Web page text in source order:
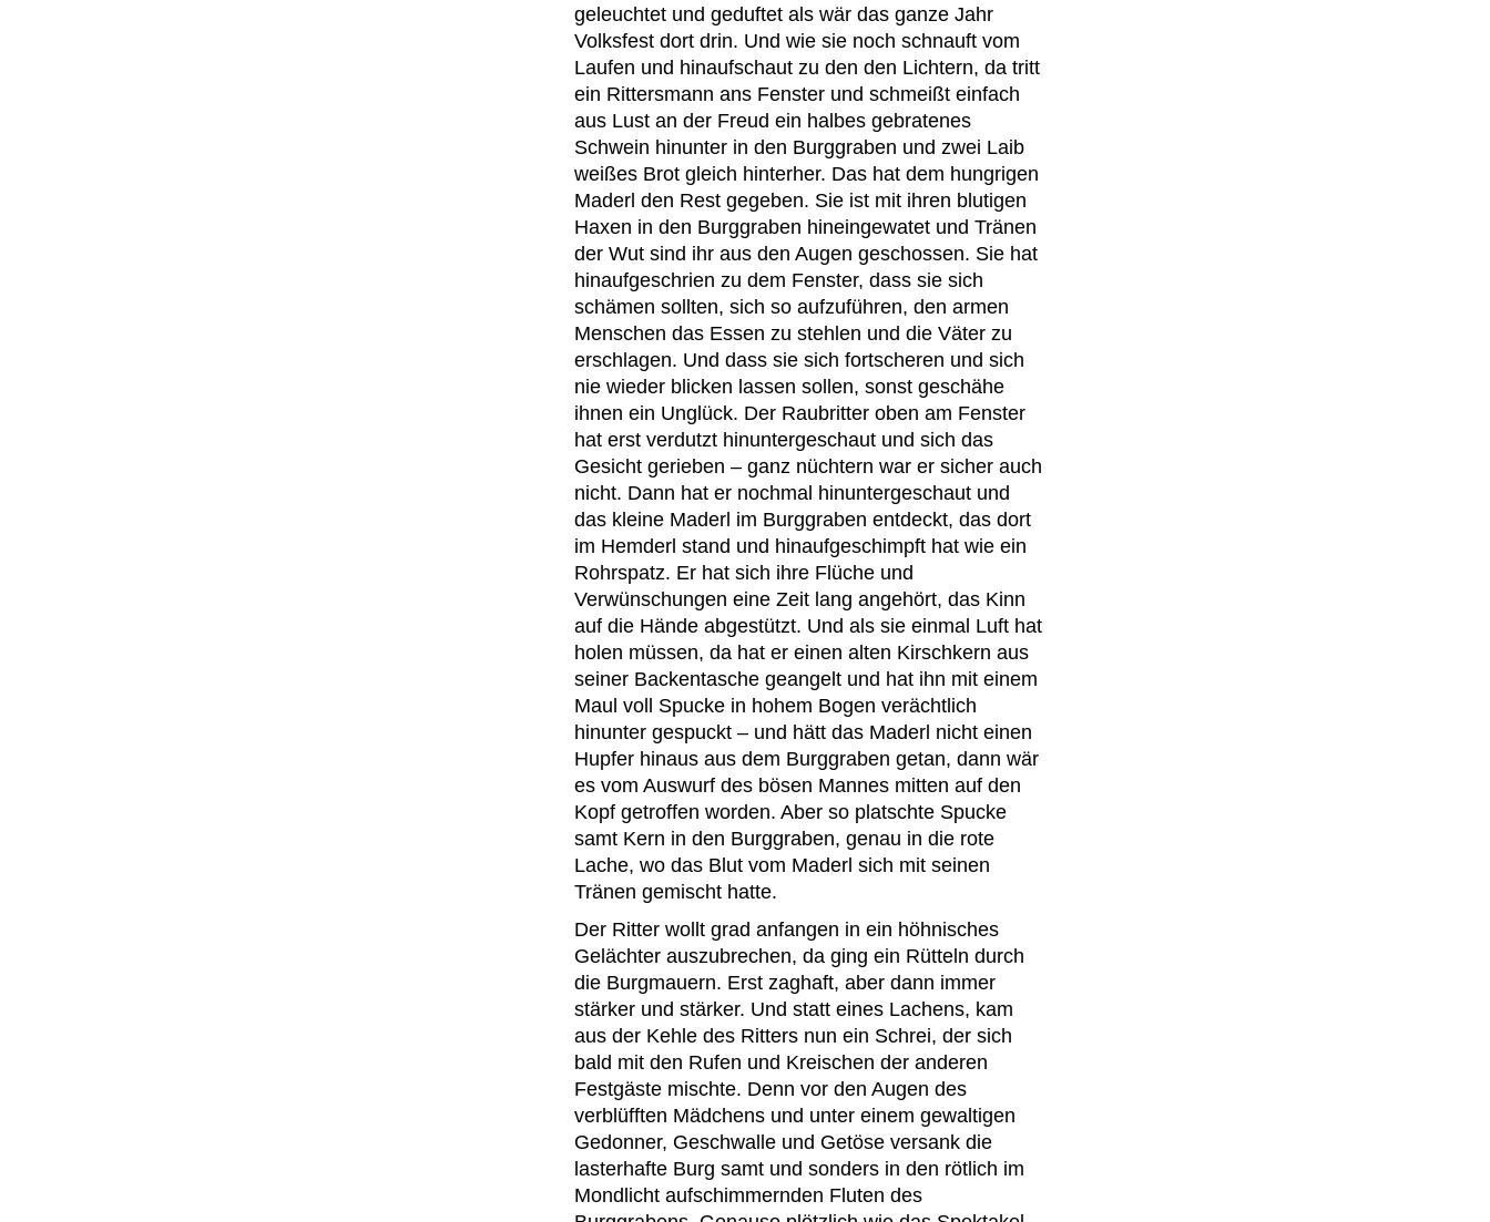
geleuchtet und geduftet als wär das ganze Jahr
Volksfest dort drin. Und wie sie noch schnauft vom
Laufen und hinaufschaut zu den den Lichtern, da tritt
ein Rittersmann ans Fenster und schmeißt einfach
aus Lust an der Freud ein halbes gebratenes
Schwein hinunter in den Burggraben und zwei Laib
weißes Brot gleich hinterher. Das hat dem hungrigen
Maderl den Rest gegeben. Sie ist mit ihren blutigen
Haxen in den Burggraben hineingewatet und Tränen
der Wut sind ihr aus den Augen geschossen. Sie hat
hinaufgeschrien zu dem Fenster, dass sie sich
schämen sollten, sich so aufzuführen, den armen
Menschen das Essen zu stehlen und die Väter zu
erschlagen. Und dass sie sich fortscheren und sich
nie wieder blicken lassen sollen, sonst geschähe
ihnen ein Unglück. Der Raubritter oben am Fenster
hat erst verdutzt hinuntergeschaut und sich das
Gesicht gerieben – ganz nüchtern war er sicher auch
nicht. Dann hat er nochmal hinuntergeschaut und
das kleine Maderl im Burggraben entdeckt, das dort
im Hemderl stand und hinaufgeschimpft hat wie ein
Rohrspatz. Er hat sich ihre Flüche und
Verwünschungen eine Zeit lang angehört, das Kinn
auf die Hände abgestützt. Und als sie einmal Luft hat
holen müssen, da hat er einen alten Kirschkern aus
seiner Backentasche geangelt und hat ihn mit einem
Maul voll Spucke in hohem Bogen verächtlich
hinunter gespuckt – und hätt das Maderl nicht einen
Hupfer hinaus aus dem Burggraben getan, dann wär
es vom Auswurf des bösen Mannes mitten auf den
Kopf getroffen worden. Aber so platschte Spucke
samt Kern in den Burggraben, genau in die rote
Lache, wo das Blut vom Maderl sich mit seinen
Tränen gemischt hatte.
Der Ritter wollt grad anfangen in ein höhnisches
Gelächter auszubrechen, da ging ein Rütteln durch
die Burgmauern. Erst zaghaft, aber dann immer
stärker und stärker. Und statt eines Lachens, kam
aus der Kehle des Ritters nun ein Schrei, der sich
bald mit den Rufen und Kreischen der anderen
Festgäste mischte. Denn vor den Augen des
verblüfften Mädchens und unter einem gewaltigen
Gedonner, Geschwalle und Getöse versank die
lasterhafte Burg samt und sonders in den rötlich im
Mondlicht aufschimmernden Fluten des